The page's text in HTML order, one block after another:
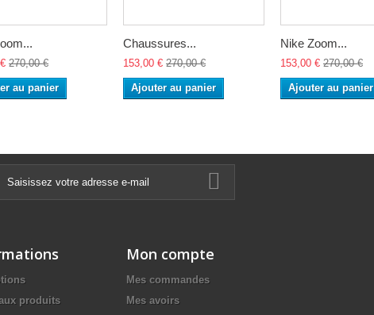
270,00 €
au panier
Chaussures...
153,00 € 270,00 €
Ajouter au panier
Nike Zoom...
153,00 € 270,00 €
Ajouter au panier
produits
Mon compte
Mes commandes
Mes avoirs